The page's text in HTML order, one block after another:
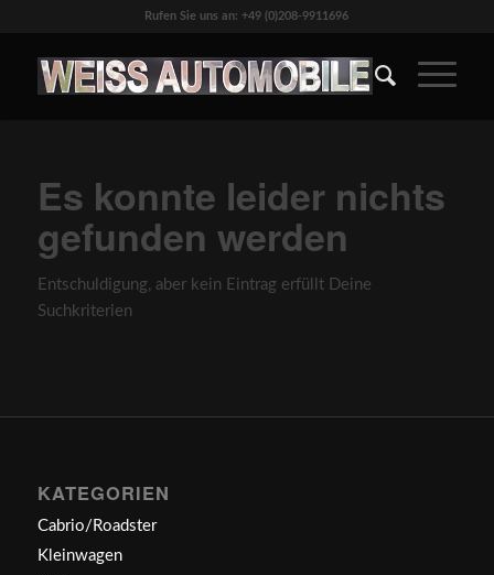
Rufen Sie uns an: +49 (0)208-9911696
Es konnte leider nichts
gefunden werden
Entschuldigung, aber kein Eintrag erfüllt Deine
Suchkriterien
KATEGORIEN
Cabrio/Roadster
Kleinwagen